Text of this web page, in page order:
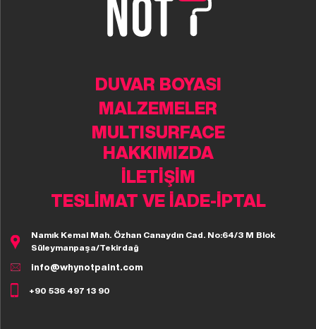
DUVAR BOYASI
MALZEMELER
MULTISURFACE
HAKKIMIZDA
İLETİŞİM
TESLİMAT VE İADE-İPTAL
Namık Kemal Mah. Özhan Canaydın Cad. No:64/3 M Blok
Süleymanpaşa/Tekirdağ
info@whynotpaint.com
+90 536 497 13 90